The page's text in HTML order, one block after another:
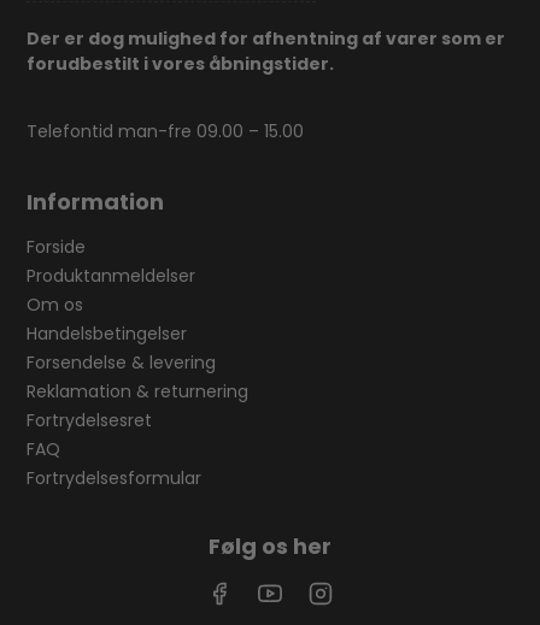
Der er dog mulighed for afhentning af varer som er
forudbestilt i vores åbningstider.
Telefontid man-fre 09.00 – 15.00
Information
Forside
Produktanmeldelser
Om os
Handelsbetingelser
Forsendelse & levering
Reklamation & returnering
Fortrydelsesret
FAQ
Fortrydelsesformular
Følg os her